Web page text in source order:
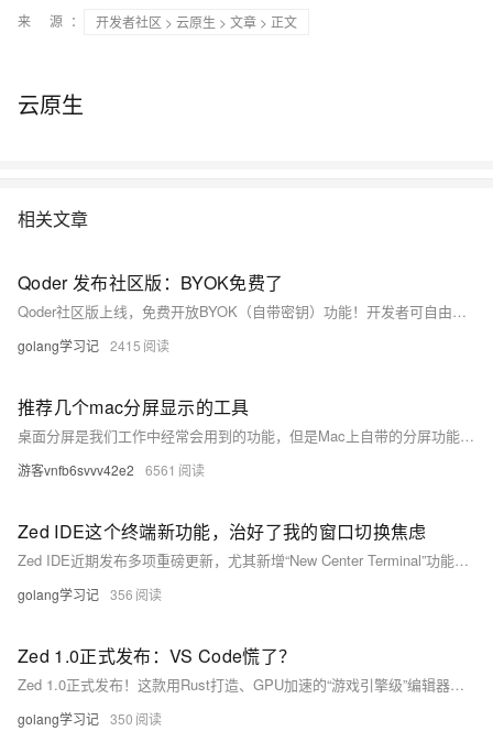
来 源：
开发者社区 > 云原生 > 文章 > 正文
云原生
相关文章
Qoder 发布社区版：BYOK免费了
Qoder社区版上线，免费开放BYOK（自带密钥）功能！开发者可自由接入Qwen、Kimi、DeepSeek等5大国产模型，按需选择Coding/Token/按量三种计费模式。零配置用顶级模型，或全权掌控成本与工具链——自由，才是创造力的起点。（239字）
golang学习记 2415
推荐几个mac分屏显示的工具
桌面分屏是我们工作中经常会用到的功能，但是Mac上自带的分屏功能非常有限，必须进入全屏才能使用，管理窗口时使用起来并不方便。本文中我们就来推荐几款好用的Mac分屏软件，让你的窗口管理更简单
游客vnfb6svvv42e2 6561
Zed IDE这个终端新功能，治好了我的窗口切换焦虑
Zed IDE近期发布多项重磅更新，尤其新增“New Center Terminal”功能，让终端可直接在编辑区并排打开，告别拖拽拼图式操作。本文详解其双终端模式、心流提升逻辑及开源协作精神，并展望AI驱动的智能终端未来。（239字）
golang学习记 356
Zed 1.0正式发布：VS Code慌了？
Zed 1.0正式发布！这款用Rust打造、GPU加速的“游戏引擎级”编辑器，告别Electron瓶颈，实现毫秒级响应；原生集成AI多Agent协作，支持DeltaDB字符级同步。它不是VS Code替代品，而是对编辑器本质的重新定义——性能即自由，人机协作为常态。（239字）
golang学习记 350